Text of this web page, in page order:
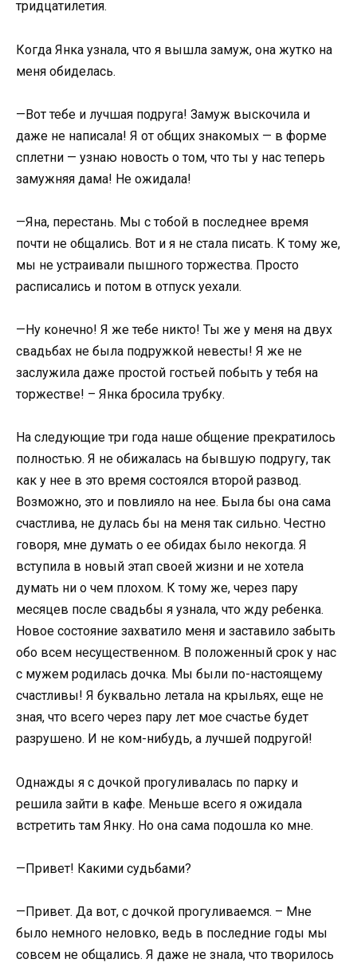
тридцатилетия.
Когда Янка узнала, что я вышла замуж, она жутко на
меня обиделась.
—Вот тебе и лучшая подруга! Замуж выскочила и
даже не написала! Я от общих знакомых — в форме
сплетни — узнаю новость о том, что ты у нас теперь
замужняя дама! Не ожидала!
—Яна, перестань. Мы с тобой в последнее время
почти не общались. Вот и я не стала писать. К тому же,
мы не устраивали пышного торжества. Просто
расписались и потом в отпуск уехали.
—Ну конечно! Я же тебе никто! Ты же у меня на двух
свадьбах не была подружкой невесты! Я же не
заслужила даже простой гостьей побыть у тебя на
торжестве! – Янка бросила трубку.
На следующие три года наше общение прекратилось
полностью. Я не обижалась на бывшую подругу, так
как у нее в это время состоялся второй развод.
Возможно, это и повлияло на нее. Была бы она сама
счастлива, не дулась бы на меня так сильно. Честно
говоря, мне думать о ее обидах было некогда. Я
вступила в новый этап своей жизни и не хотела
думать ни о чем плохом. К тому же, через пару
месяцев после свадьбы я узнала, что жду ребенка.
Новое состояние захватило меня и заставило забыть
обо всем несущественном. В положенный срок у нас
с мужем родилась дочка. Мы были по-настоящему
счастливы! Я буквально летала на крыльях, еще не
зная, что всего через пару лет мое счастье будет
разрушено. И не ком-нибудь, а лучшей подругой!
Однажды я с дочкой прогуливалась по парку и
решила зайти в кафе. Меньше всего я ожидала
встретить там Янку. Но она сама подошла ко мне.
—Привет! Какими судьбами?
—Привет. Да вот, с дочкой прогуливаемся. – Мне
было немного неловко, ведь в последние годы мы
совсем не общались. Я даже не знала, что творилось